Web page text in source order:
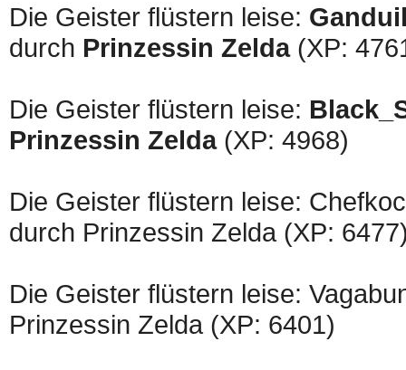
Die Geister flüstern leise:
durch Prinzessin Zelda(XP:
Die Geister flüstern leise:
Prinzessin Zelda(XP: 4968)
Die Geister flüstern leise:
durch Prinzessin Zelda (XP:
Die Geister flüstern leise:
Prinzessin Zelda (XP: 6401)